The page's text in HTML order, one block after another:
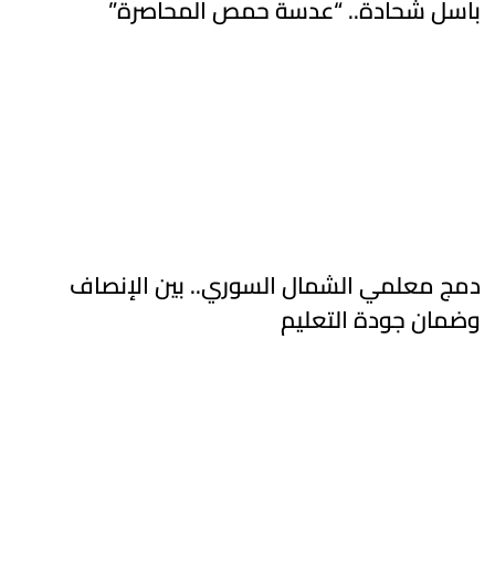
باسل شحادة.. “عدسة حمص المحاصرة”
دمج معلمي الشمال السوري.. بين الإنصاف
وضمان جودة التعليم